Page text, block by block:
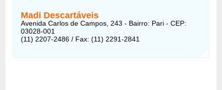
Madi Descartáveis
Avenida Carlos de Campos, 243 - Bairro: Pari - CEP:
03028-001
(11) 2207-2486 / Fax: (11) 2291-2841